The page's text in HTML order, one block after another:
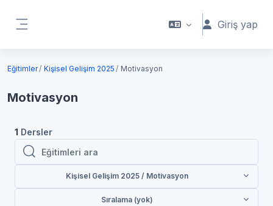
Giriş yap
Eğitimler Kişisel Gelişim 2025 Motivasyon
Motivasyon
1 Dersler
Eğitimleri ara
Eğitimleri ara
Kişisel Gelişim 2025 / Motivasyon
Sıralama (yok)